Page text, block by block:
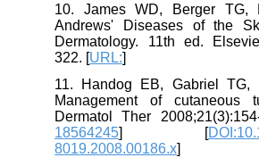
10. James WD, Berger
Andrews' Diseases of the
Dermatology. 11th ed.
322. [URL:
11. Handog EB, Gabriel
Management of cutaneous
Dermatol Ther
18564245
] [
8019.2008.00186.x